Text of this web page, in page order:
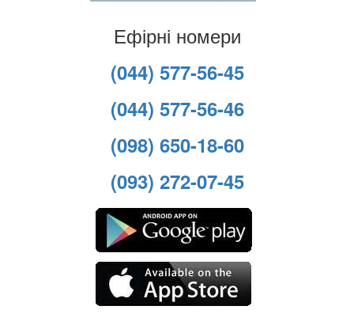
Ефірні номери
(044) 577-56-45
(044) 577-56-46
(098) 650-18-60
(093) 272-07-45